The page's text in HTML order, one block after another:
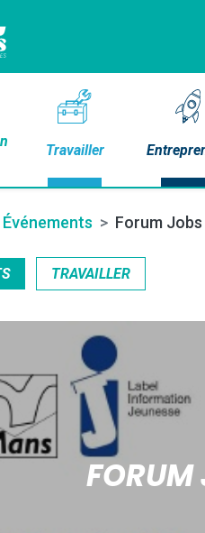
Travailler
Événements Forum
TRAVAILLER
FORUM